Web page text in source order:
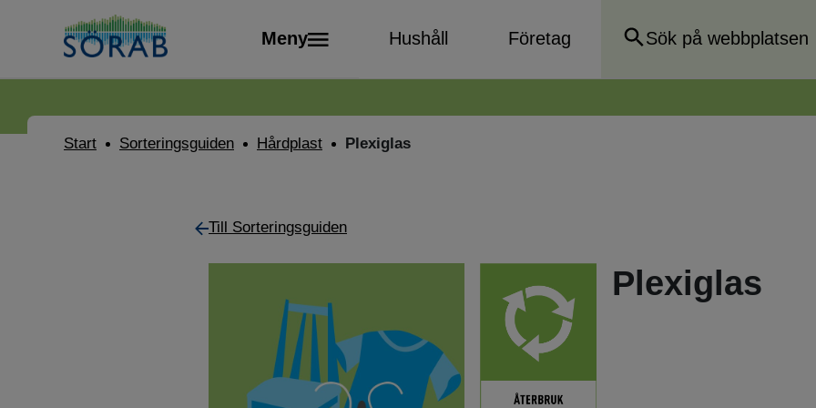
Meny Hushåll Företag
Start Sorteringsguiden Hårdplast Plexiglas
Till Sorteringsguiden
Plexiglas